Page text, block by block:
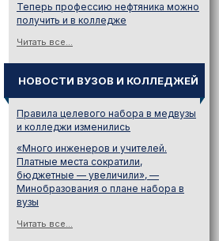
Теперь профессию нефтяника можно
получить и в колледже
Читать все...
НОВОСТИ ВУЗОВ И КОЛЛЕДЖЕЙ
Правила целевого набора в медвузы
и колледжи изменились
«Много инженеров и учителей.
Платные места сократили,
бюджетные — увеличили», —
Минобразования о плане набора в
вузы
Читать все...